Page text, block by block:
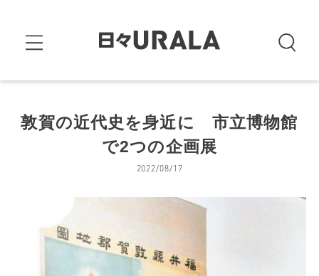
敦賀の近代史を身近に 市立博物館
で2つの企画展
2022/08/17